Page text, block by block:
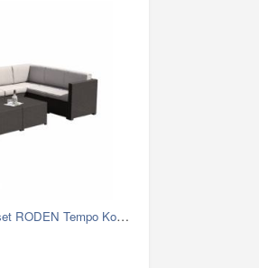
Zahradní 3-dílný set RODEN Tempo Kondela